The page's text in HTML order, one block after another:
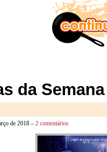
da
de 2018 – 2 comentários